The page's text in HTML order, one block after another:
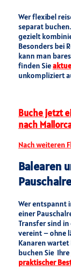
Wer flexibel
separat
gezielt
Besonders bei
kann man
finden Sie
unkompliziert
Buche jetzt
nach
Nach weiteren
Balearen
Wer entspannt
einer
Transfer sind
vereint – ohne
Kanaren
buchen Sie Ihre
praktischer